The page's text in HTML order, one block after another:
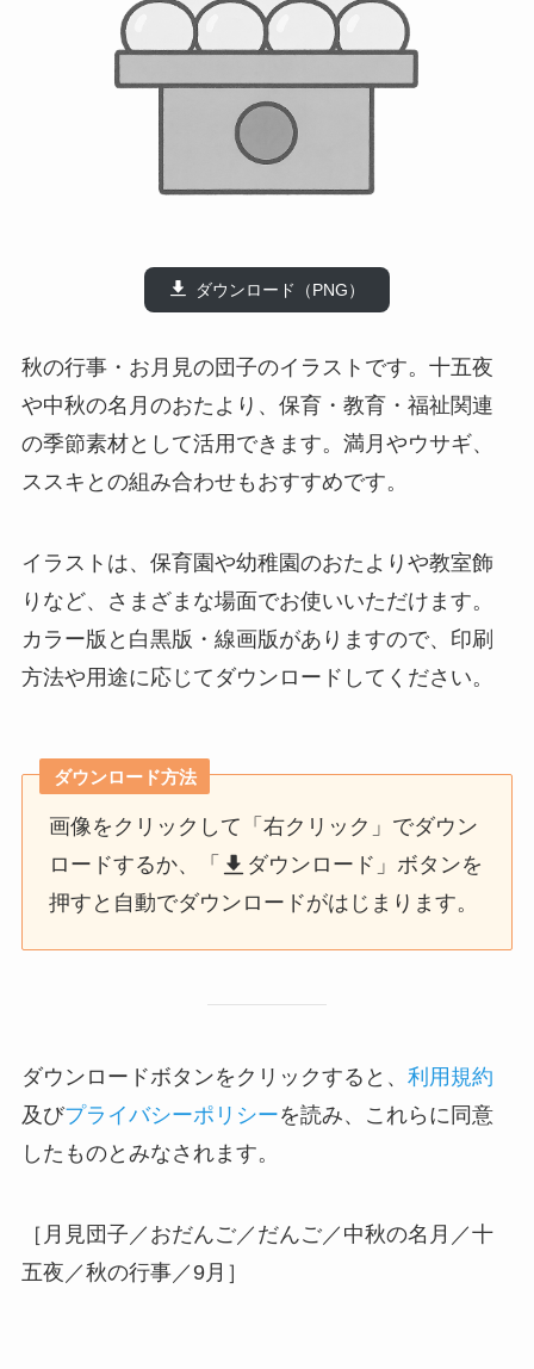
ダウンロード（PNG）
秋の行事・お月見の団子のイラストです。十五夜
や中秋の名月のおたより、保育・教育・福祉関連
の季節素材として活用できます。満月やウサギ、
ススキとの組み合わせもおすすめです。
イラストは、保育園や幼稚園のおたよりや教室飾
りなど、さまざまな場面でお使いいただけます。
カラー版と白黒版・線画版がありますので、印刷
方法や用途に応じてダウンロードしてください。
ダウンロード方法
画像をクリックして「右クリック」でダウン
ロードするか、「
ダウンロード」ボタンを
押すと自動でダウンロードがはじまります。
ダウンロードボタンをクリックすると、 利用規約
及びプライバシーポリシーを読み、これらに同意
したものとみなされます。
［月見団子／おだんご／だんご／中秋の名月／十
五夜／秋の行事／9月］